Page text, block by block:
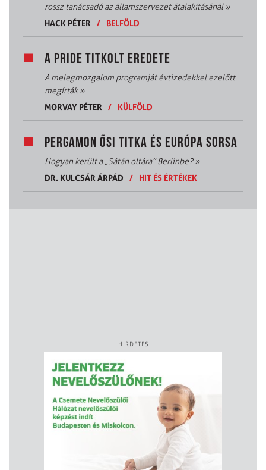
rossz tanácsadó az államszervezet átalakításánál»
HACK PÉTER
/ BELFÖLD
A PRIDE TITKOLT EREDETE
A melegmozgalom programját évtizedekkel ezelőtt
megírták»
MORVAY PÉTER
/ KÜLFÖLD
PERGAMON ŐSI TITKA ÉS EURÓPA SORSA
Hogyan került a „Sátán oltára” Berlinbe?»
DR. KULCSÁR ÁRPÁD
/ HIT ÉS ÉRTÉKEK
HIRDETÉS